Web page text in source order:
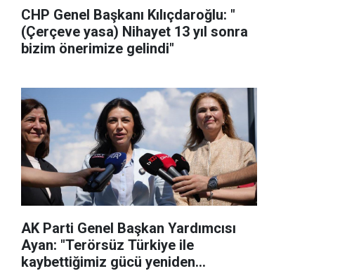
CHP Genel Başkanı Kılıçdaroğlu: "
(Çerçeve yasa) Nihayet 13 yıl sonra
bizim önerimize gelindi"
AK Parti Genel Başkan Yardımcısı
Ayan: "Terörsüz Türkiye ile
kaybettiğimiz gücü yeniden